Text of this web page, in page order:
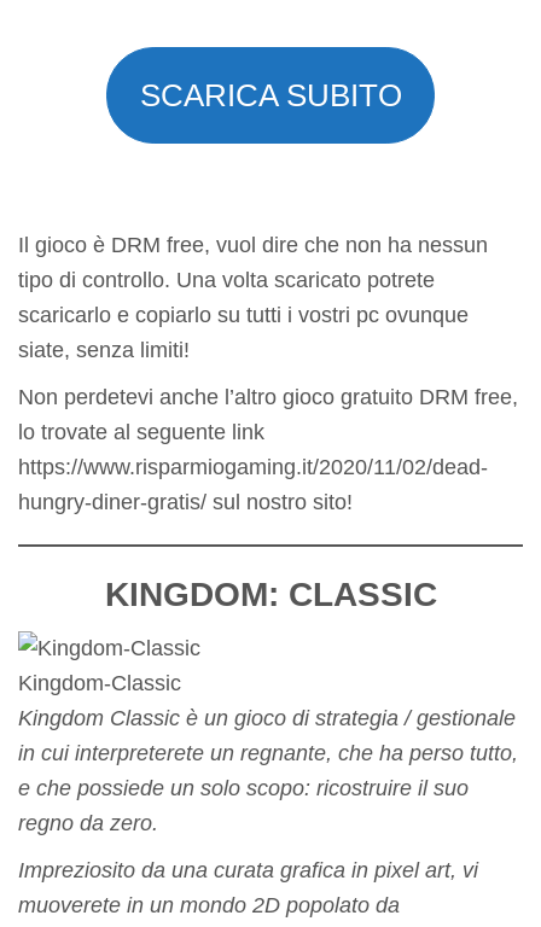
SCARICA SUBITO
Il gioco è DRM free, vuol dire che non ha nessun
tipo di controllo. Una volta scaricato potrete
scaricarlo e copiarlo su tutti i vostri pc ovunque
siate, senza limiti!
Non perdetevi anche l’altro gioco gratuito DRM free,
lo trovate al seguente link
https://www.risparmiogaming.it/2020/11/02/dead-
hungry-diner-gratis/ sul nostro sito!
KINGDOM: CLASSIC
Kingdom-Classic
Kingdom Classic è un gioco di strategia / gestionale
in cui interpreterete un regnante, che ha perso tutto,
e che possiede un solo scopo: ricostruire il suo
regno da zero.
Impreziosito da una curata grafica in pixel art, vi
muoverete in un mondo 2D popolato da